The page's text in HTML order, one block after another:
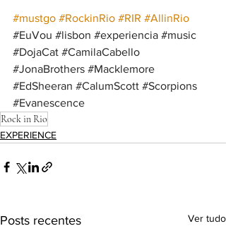
#mustgo #RockinRio #RIR #AllinRio
#EuVou #lisbon #experiencia #music
#DojaCat #CamilaCabello
#JonaBrothers #Macklemore
#EdSheeran #CalumScott #Scorpions
#Evanescence
Rock in Rio
EXPERIENCE
Posts recentes Ver tudo